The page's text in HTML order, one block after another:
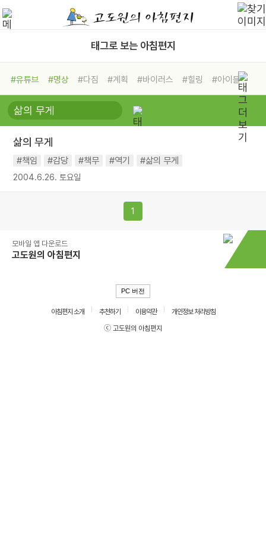
태그로 보는 아침편지
#유튜브 #명상 #다짐 #계획 #바이러스 #힐링
#아이들
#비전캠프
#독서캠프 #삶
#희망
#나눔 #친구 #링컨학교
#독서
#건강
삶의 무게
#책임 #감당 #책무 #역기 #삶의 무게
2004.6.26. 토요일
1
모바일 앱 다운로드
고도원의 아침편지
PC 버전
아침편지 소개 추천하기 이용약관
개인정보 처리방침
ⓒ 고도원의 아침편지